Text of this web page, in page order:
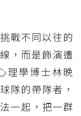
戰不同以往的
，而是飾演遭
理學博士林晚
隊的帶隊者，
一起，把一群